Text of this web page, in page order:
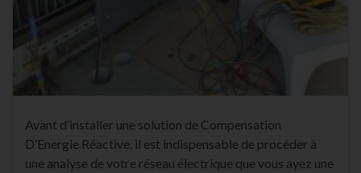
Avant d’installer une solution de Compensation
D’Energie Réactive, il est indispensable de procéder à
une analyse de votre réseau électrique que vous ayez une